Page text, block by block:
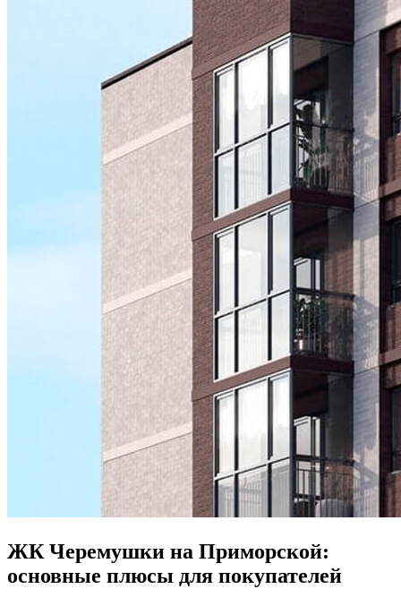
ЖК Черемушки на Приморской:
основные плюсы для покупателей